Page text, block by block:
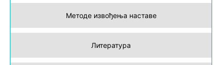
Методе извођења наставе
Литература